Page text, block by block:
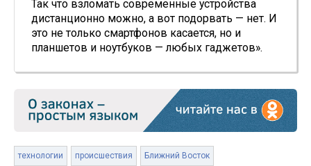
Так что взломать современные устройства
дистанционно можно, а вот подорвать — нет. И
это не только смартфонов касается, но и
планшетов и ноутбуков — любых гаджетов».
технологии происшествия Ближний Восток